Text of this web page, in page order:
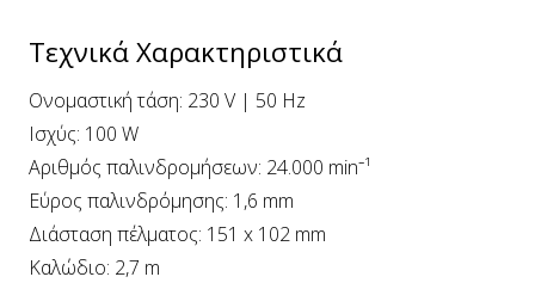
Τεχνικά Χαρακτηριστικά
Ονομαστική τάση: 230 V | 50 Hz
Ισχύς: 100 W
Αριθμός παλινδρομήσεων: 24.000 min⁻¹
Εύρος παλινδρόμησης: 1,6 mm
Διάσταση πέλματος: 151 x 102 mm
Καλώδιο: 2,7 m